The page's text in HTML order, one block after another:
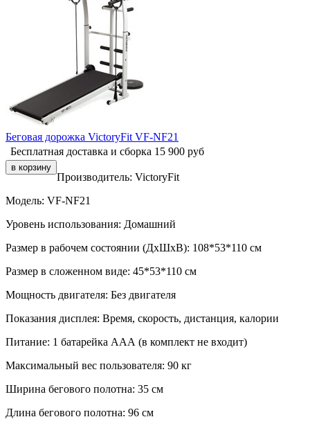
Беговая дорожка VictoryFit VF-NF21
Бесплатная доставка и сборка 15 900 руб
Производитель: VictoryFit
Модель: VF-NF21
Уровень использования: Домашний
Размер в рабочем состоянии (ДxШxВ): 108*53*110 см
Размер в сложенном виде: 45*53*110 см
Мощность двигателя: Без двигателя
Показания дисплея: Время, скорость, дистанция, калории
Питание: 1 батарейка ААА (в комплект не входит)
Максимальный вес пользователя: 90 кг
Ширина бегового полотна: 35 см
Длина бегового полотна: 96 см